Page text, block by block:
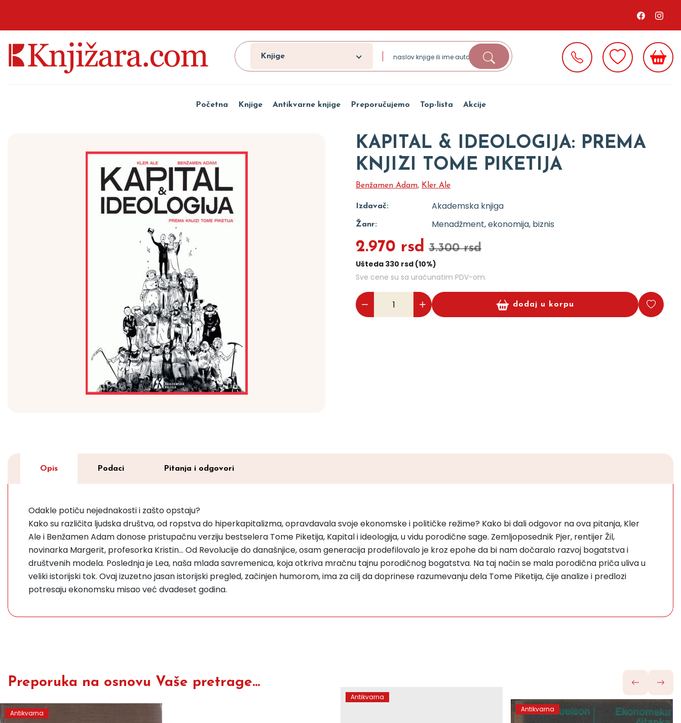
Knjige
Početna Knjige Antikvarne knjige Preporučujemo Top-lista Akcije
KAPITAL & IDEOLOGIJA: PREMA
KNJIZI TOME PIKETIJA
Benžamen Adam, Kler Ale
Izdavač: Akademska knjiga
Žanr: Menadžment, ekonomija, biznis
2.970 rsd 3.300 rsd
Ušteda 330 rsd (10%)
Sve cene su sa uračunatim PDV-om.
dodaj u korpu
Opis Podaci Pitanja i odgovori
Odakle potiču nejednakosti i zašto opstaju?
Kako su različita ljudska društva, od ropstva do hiperkapitalizma, opravdavala svoje ekonomske i političke režime? Kako bi dali odgovor na ova pitanja, Kler
Ale i Benžamen Adam donose pristupačnu verziju bestselera Tome Piketija, Kapital i ideologija, u vidu porodične sage. Zemljoposednik Pjer, rentijer Žil,
novinarka Margerit, profesorka Kristin… Od Revolucije do današnjice, osam generacija prodefilovalo je kroz epohe da bi nam dočaralo razvoj bogatstva i
društvenih modela. Poslednja je Lea, naša mlada savremenica, koja otkriva mračnu tajnu porodičnog bogatstva. Na taj način se mala porodična priča uliva u
veliki istorijski tok. Ovaj izuzetno jasan istorijski pregled, začinjen humorom, ima za cilj da doprinese razumevanju dela Tome Piketija, čije analize i predlozi
potresaju ekonomsku misao već dvadeset godina.
Preporuka na osnovu Vaše pretrage...
Antikvarna
Antikvarna
Antikvarna